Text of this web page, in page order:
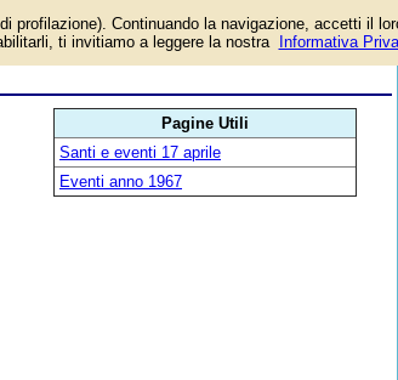
fuso
Pagine Utili
Santi e eventi 17 aprile
Eventi anno 1967
profilazione). Continuando la navigazione, accetti il
ti invitiamo a leggere la nostra
Informativa